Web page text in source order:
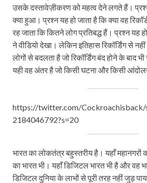
उसके दस्तावेज़ीकरण को महत्व देने लगते हैं।
क्या हुआ। प्रश्न यह हो जाता है कि क्या वह
रह जाता कि कितने लोग प्रतिबद्ध हैं। प्रश्न यह
ने वीडियो देखा। लेकिन इतिहास रिकॉर्डिंग से
लोगों से बदलता है जो रिकॉर्डिंग बंद होने के बाद
यही वह अंतर है जो किसी घटना और किसी
https://twitter.com/
2184046792?s=20
भारत का लोकतंत्र बहुस्तरीय है। यहाँ महानगरों
का भारत भी। यहाँ डिजिटल भारत भी है और वह
डिजिटल दुनिया के लाभों से पूरी तरह नहीं जुड़